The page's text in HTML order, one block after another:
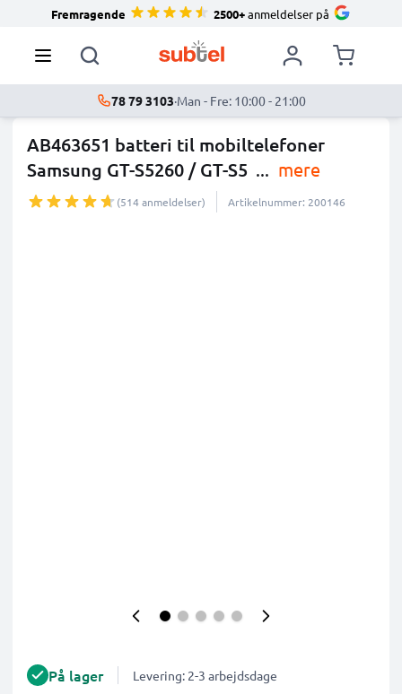
Fremragende 2500+anmeldelser på
78 79 3103·Man - Fre: 10:00 - 21:00
AB463651 batteri til mobiltelefoner
Samsung GT-S5260 / GT-S5 ... mere
(514 anmeldelser) Artikelnummer: 200146
På lager Levering: 2-3 arbejdsdage